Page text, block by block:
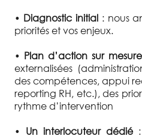
• Diagnostic initial : nous
priorités et vos enjeux.
• Plan d’action sur mesure
externalisées
des compétences, appui
reporting RH, etc.), des
rythme d’intervention
• Un interlocuteur dédié: